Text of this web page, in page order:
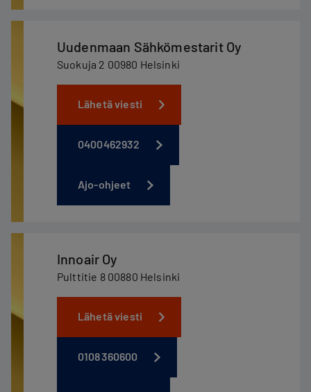
Uudenmaan Sähkömestarit Oy
Suokuja 2 00980 Helsinki
Lähetä viesti
0400462932
Ajo-ohjeet
Innoair Oy
Pulttitie 8 00880 Helsinki
Lähetä viesti
0108360600